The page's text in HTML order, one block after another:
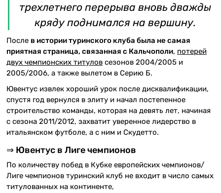
трехлетнего перерыва вновь дважды
кряду поднимался на вершину.
После в истории туринского клуба была не самая
приятная страница, связанная с Кальчополи, потерей
двух чемпионских титулов сезонов 2004/2005 и
2005/2006, а также вылетом в Серию Б.
Ювентус извлек хороший урок после дисквалификации,
спустя год вернулся в элиту и начал постепенное
строительство команды, которая на девять лет, начиная
с сезона 2011/2012, захватит уверенное лидерство в
итальянском футболе, а с ним и Скудетто.
⇒ Ювентус в Лиге чемпионов
По количеству побед в Кубке европейских чемпионов/
Лиге чемпионов туринский клуб не входит в число самых
титулованных на континенте,